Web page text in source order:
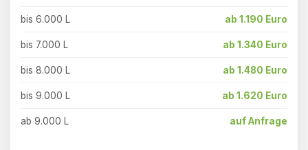
bis 6.000 L ab 1.190 Euro
bis 7.000 L ab 1.340 Euro
bis 8.000 L ab 1.480 Euro
bis 9.000 L ab 1.620 Euro
ab 9.000 L auf Anfrage